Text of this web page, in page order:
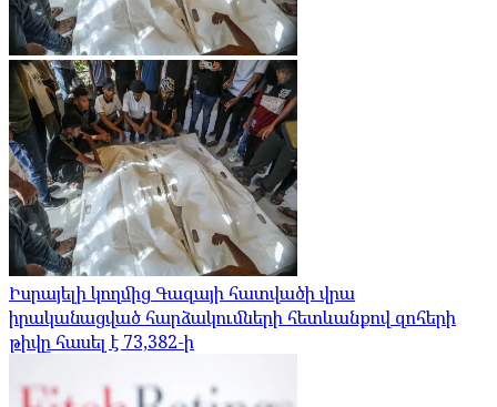
Իսրայելի կողմից Գազայի հատվածի վրա
իրականացված հարձակումների հետևանքով զոհերի
թիվը հասել է 73,382-ի